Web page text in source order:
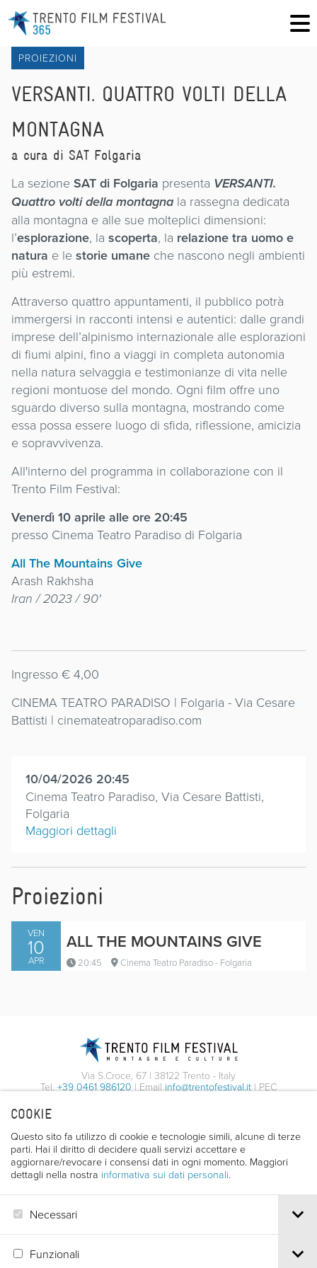
COOKIE
Questo sito fa utilizzo di cookie e tecnologie simili, alcune di terze
parti. Hai il diritto di decidere quali servizi accettare e
aggiornare/revocare i consensi dati in ogni momento. Maggiori
dettagli nella nostra informativa sui dati personali.
Necessari
Funzionali
PROIEZIONI
VERSANTI. QUATTRO VOLTI DELLA
MONTAGNA
a cura di SAT Folgaria
La sezione SAT di Folgaria presenta VERSANTI.
Quattro volti della montagna la rassegna dedicata
alla montagna e alle sue molteplici dimensioni:
l’esplorazione, la scoperta, la relazione tra uomo e
natura e le storie umane che nascono negli ambienti
più estremi.
Attraverso quattro appuntamenti, il pubblico potrà
immergersi in racconti intensi e autentici: dalle grandi
imprese dell’alpinismo internazionale alle esplorazioni
di fiumi alpini, fino a viaggi in completa autonomia
nella natura selvaggia e testimonianze di vita nelle
regioni montuose del mondo. Ogni film offre uno
sguardo diverso sulla montagna, mostrando come
essa possa essere luogo di sfida, riflessione, amicizia
e sopravvivenza.
All'interno del programma in collaborazione con il
Trento Film Festival:
Venerdì 10 aprile alle ore 20:45
presso Cinema Teatro Paradiso di Folgaria
All The Mountains Give
Arash Rakhsha
Iran / 2023 / 90'
Ingresso € 4,00
CINEMA TEATRO PARADISO | Folgaria - Via Cesare
Battisti | cinemateatroparadiso.com
10/04/2026 20:45
Cinema Teatro Paradiso, Via Cesare Battisti,
Folgaria
Maggiori dettagli
Proiezioni
VEN
10
APR
ALL THE MOUNTAINS GIVE
20:45 Cinema Teatro Paradiso - Folgaria
Trailer
Via S.Croce, 67 | 38122 Trento - Italy
Tel. +39 0461 986120 | Email info@trentofestival.it | PEC